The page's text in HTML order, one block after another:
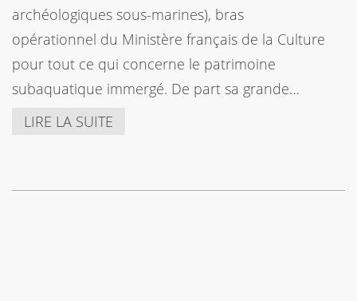
archéologiques sous-marines), bras
opérationnel du Ministère français de la Culture
pour tout ce qui concerne le patrimoine
subaquatique immergé. De part sa grande…
LIRE LA SUITE